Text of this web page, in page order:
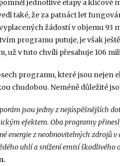
jednotlivé etapy a klíčové
také, že za patnáct let
žádostí v objemu 93
programu putuje, je však ještě
už v tuto chvíli přesahuje 106
programu, které jsou nejen
chudobou. Neméně důležité
jsou jedny z nejúspěšnějších
efektem. Oba programy
energie z neobnovitelných zdrojů
uhlí a snížení emisí